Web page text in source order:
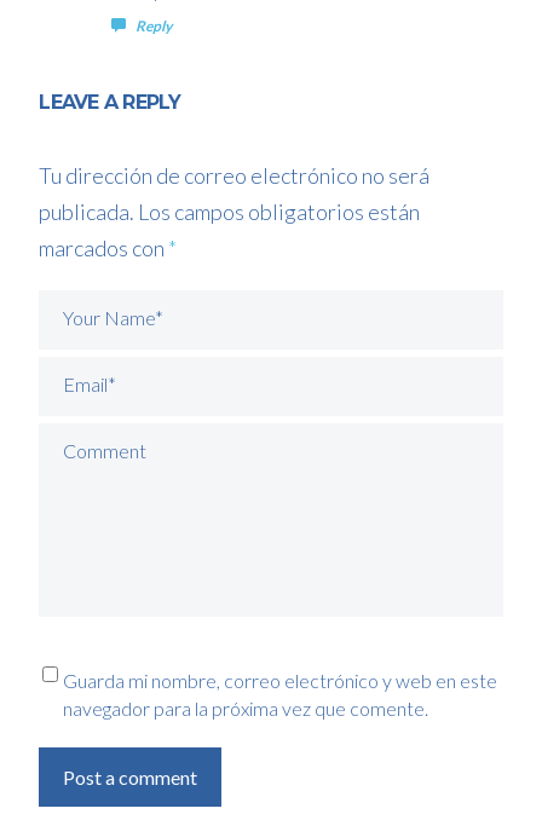
Reply
LEAVE A REPLY
Tu dirección de correo electrónico no será
publicada. Los campos obligatorios están
marcados con *
Your Name*
Email*
Comment
Guarda mi nombre, correo electrónico y web en este
navegador para la próxima vez que comente.
Post a comment